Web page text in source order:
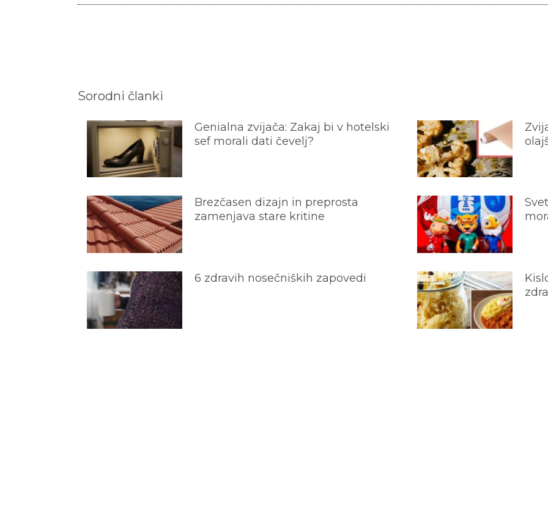
Sorodni članki
Genialna zvijača: Zakaj bi v hotelski
sef morali dati čevelj?
Brezčasen dizajn in preprosta
zamenjava stare kritine
6 zdravih nosečniških zapovedi